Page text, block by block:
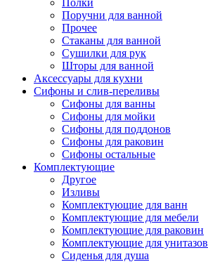
Полки
Поручни для ванной
Прочее
Стаканы для ванной
Сушилки для рук
Шторы для ванной
Аксессуары для кухни
Сифоны и слив-переливы
Сифоны для ванны
Сифоны для мойки
Сифоны для поддонов
Сифоны для раковин
Сифоны остальные
Комплектующие
Другое
Изливы
Комплектующие для ванн
Комплектующие для мебели
Комплектующие для раковин
Комплектующие для унитазов
Сиденья для душа